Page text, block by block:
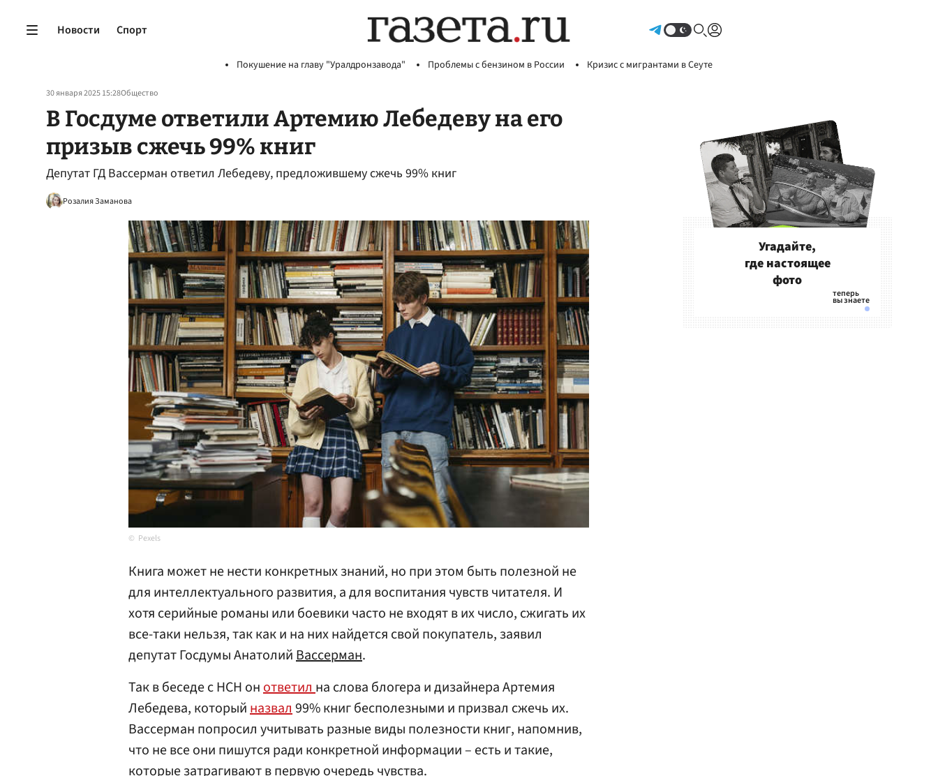
Новости Спорт
Покушение на главу "Уралдронзавода" Проблемы с бензином в России Кризис с мигрантами в Сеуте
30 января 2025 15:28Общество
В Госдуме ответили Артемию Лебедеву на его
призыв сжечь 99% книг
Депутат ГД Вассерман ответил Лебедеву, предложившему сжечь 99% книг
Розалия Заманова
Pexels
Книга может не нести конкретных знаний, но при этом быть полезной не
для интеллектуального развития, а для воспитания чувств читателя. И
хотя серийные романы или боевики часто не входят в их число, сжигать их
все-таки нельзя, так как и на них найдется свой покупатель, заявил
депутат Госдумы АнатолийВассерман.
Так в беседе с НСН онответилна слова блогера и дизайнера Артемия
Лебедева, которыйназвал99% книг бесполезными и призвал сжечь их.
Вассерман попросил учитывать разные виды полезности книг, напомнив,
что не все они пишутся ради конкретной информации – есть и такие,
которые затрагивают в первую очередь чувства.
Угадайте,
где настоящее
фото